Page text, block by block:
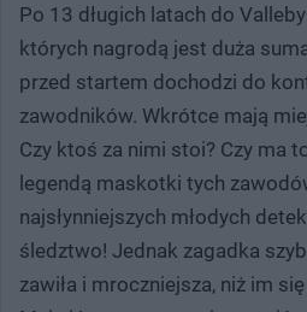
Po 13 długich latach do
których nagrodą jest duża
przed startem dochodzi do
zawodników. Wkrótce mają
Czy ktoś za nimi stoi? Czy ma
legendą maskotki tych
najsłynniejszych młodych
śledztwo! Jednak zagadka
zawiła i mroczniejsza, niż im